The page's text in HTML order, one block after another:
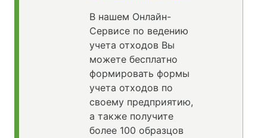
В нашем Онлайн-
Сервисе по ведению
учета отходов Вы
можете бесплатно
формировать формы
учета отходов по
своему предприятию,
а также получите
более 100 образцов